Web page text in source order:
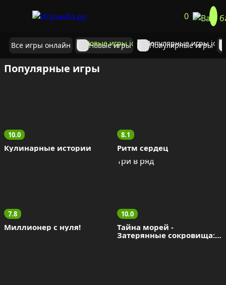
0
Все игры онлайн Новые игры Популярные игры
Популярные игры
10.0
Кулинарные истории
8.1
Ритм сердец
7.8
Миллионер с нуля!
10.0
Тайна морей -
Затерянные сокровища: